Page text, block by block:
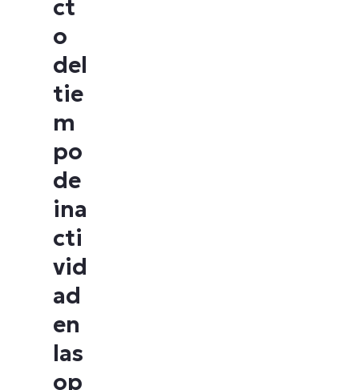
ct
o
del
tie
m
po
de
ina
cti
vid
ad
en
las
op